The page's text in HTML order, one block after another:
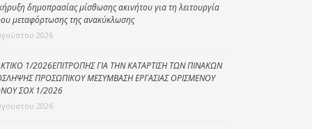
δημοπρασίας μίσθωσης ακινήτου για τη λειτουργία
μεταφόρτωσης της ανακύκλωσης
2026
1/2026ΕΠΙΤΡΟΠΗΣ ΓΙΑ ΤΗΝ ΚΑΤΑΡΤΙΣΗ ΤΩΝ ΠΙΝΑΚΩΝ
ΠΡΟΣΩΠΙΚΟΥ ΜΕΣΥΜΒΑΣΗ ΕΡΓΑΣΙΑΣ ΟΡΙΣΜΕΝΟΥ
ΣΟΧ 1/2026
2026